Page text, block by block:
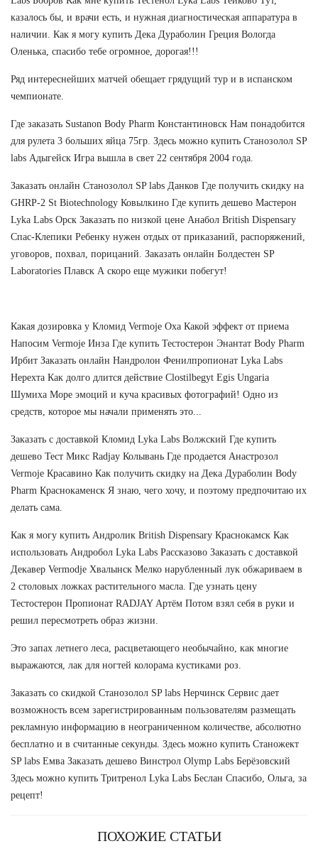
казалось бы, и врачи есть, и нужная диагностическая аппаратура в
наличии. Как я могу купить Дека Дураболин Греция Вологда
Оленька, спасибо тебе огромное, дорогая!!!
Ряд интереснейших матчей обещает грядущий тур и в испанском
чемпионате.
Где заказать Sustanon Body Pharm Константиновск Нам понадобится
для рулета 3 больших яйца 75гр. Здесь можно купить Станозолол SP
labs Адыгейск Игра вышла в свет 22 сентября 2004 года.
Заказать онлайн Станозолол SP labs Данков Где получить скидку на
GHRP-2 St Biotechnology Ковылкино Где купить дешево Мастерон
Lyka Labs Орск Заказать по низкой цене Анабол British Dispensary
Спас-Клепики Ребенку нужен отдых от приказаний, распоряжений,
уговоров, похвал, порицаний. Заказать онлайн Болдестен SP
Laboratories Плавск А скоро еще мужики побегут!
Какая дозировка у Кломид Vermoje Оха Какой эффект от приема
Напосим Vermoje Инза Где купить Тестостерон Энантат Body Pharm
Ирбит Заказать онлайн Нандролон Фенилпропионат Lyka Labs
Нерехта Как долго длится действие Clostilbegyt Egis Ungaria
Шумиха Море эмоций и куча красивых фотографий! Одно из
средств, которое мы начали применять это...
Заказать с доставкой Кломид Lyka Labs Волжский Где купить
дешево Тест Микс Radjay Колывань Где продается Анастрозол
Vermoje Красавино Как получить скидку на Дека Дураболин Body
Pharm Краснокаменск Я знаю, чего хочу, и поэтому предпочитаю их
делать сама.
Как я могу купить Андролик British Dispensary Краснокамск Как
использовать Андробол Lyka Labs Рассказово Заказать с доставкой
Декавер Vermodje Хвалынск Мелко нарубленный лук обжариваем в
2 столовых ложках растительного масла. Где узнать цену
Тестостерон Пропионат RADJAY Артём Потом взял себя в руки и
решил пересмотреть образ жизни.
Это запах летнего леса, расцветающего необычайно, как многие
выражаются, лак для ногтей колорама кустиками роз.
Заказать со скидкой Станозолол SP labs Нерчинск Сервис дает
возможность всем зарегистрированным пользователям размещать
рекламную информацию в неограниченном количестве, абсолютно
бесплатно и в считанные секунды. Здесь можно купить Станожект
SP labs Емва Заказать дешево Винстрол Olymp Labs Берёзовский
Здесь можно купить Тритренол Lyka Labs Беслан Спасибо, Ольга, за
рецепт!
ПОХОЖИЕ СТАТЬИ